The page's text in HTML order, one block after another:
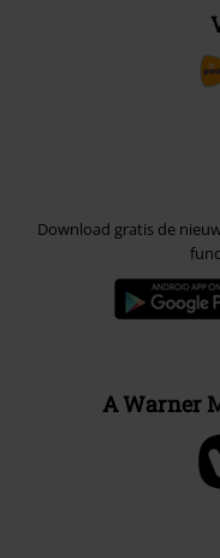
Download gratis de
A Warner